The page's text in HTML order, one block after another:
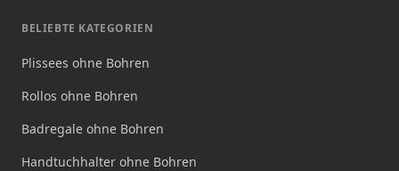
BELIEBTE KATEGORIEN
Plissees ohne Bohren
Rollos ohne Bohren
Badregale ohne Bohren
Handtuchhalter ohne Bohren